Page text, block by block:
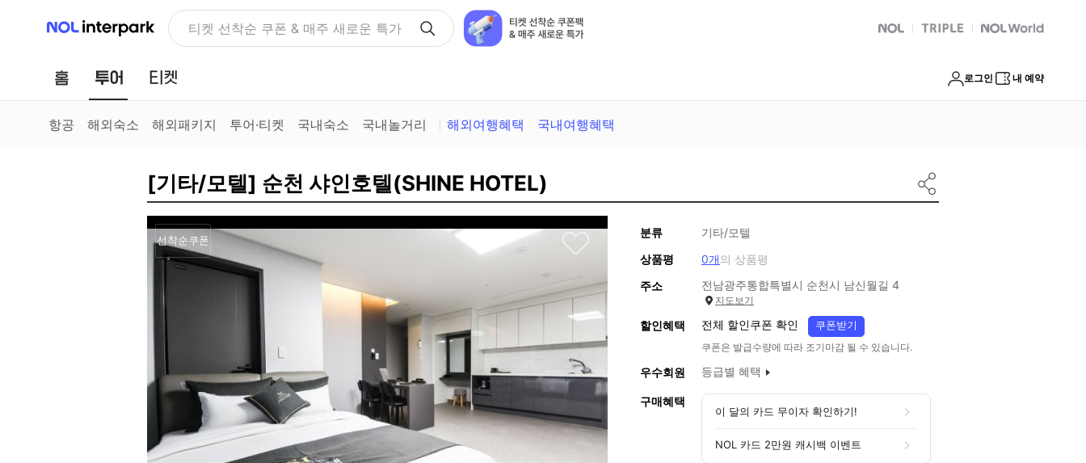
NOL 인터파크 티켓 선착순 쿠폰 & 매주 새로운 특가 NOL 트리플 Global Interpark
홈 투어 로그인 내 예약
항공 해외숙소 해외패키지 투어·티켓 국내숙소 국내놀거리 해외여행혜택 국내여행혜택
[기타/모텔] 순천 샤인호텔(SHINE HOTEL)
선착순쿠폰
분류
기타/모텔
상품평
0개의 상품평
주소
전남광주통합특별시 순천시 남신월길 4
지도보기
할인혜택 전체 할인쿠폰 확인 쿠폰받기
쿠폰은 발급수량에 따라 조기마감 될 수 있습니다.
우수회원 등급별 혜택
구매혜택
이 달의 카드 무이자 확인하기!
NOL 카드 2만원 캐시백 이벤트